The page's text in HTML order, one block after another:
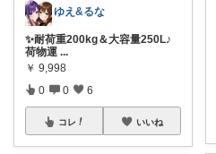
ゆえ&るな
✨耐荷重200kg＆大容量250L♪
荷物運 ...
￥ 9,998
0 0 6
コレ いいね